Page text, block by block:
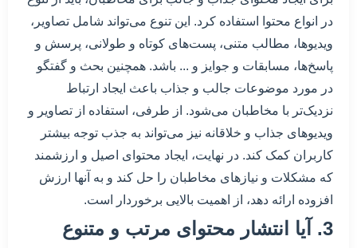
در انواع محتوا استفاده کرد. این تنوع می‌تواند شامل تصاویر،
ویدیوها، مطالب متنی، پست‌های کوتاه و طولانی، پرسش و
پاسخ‌ها، مسابقات و جوایز و ... باشد. همچنین بحث و گفتگو
در مورد موضوعات جالب و جذاب باعث ایجاد ارتباط
نزدیک‌تر با مخاطبان می‌شود. از طرفی، استفاده از تصاویر و
ویدیوهای جذاب و خلاقانه نیز می‌تواند به جذب توجه بیشتر
کاربران کمک کند. در نهایت، ایجاد محتوای اصیل و ارزشمند
که مشکلات و نیازهای مخاطبان را حل کند و به آنها ارزش
افزوده ارائه دهد، از اهمیت بالایی برخوردار است.
3. آیا انتشار محتوای مرتب و متنوع